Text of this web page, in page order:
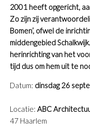
2001 heeft opgericht,
Zo zijn zij
Bomen’, ofwel de
middengebied
herinrichting van het
tijd dus om hem uit te
Datum: dinsdag 26
Locatie: ABC
47 Haarlem